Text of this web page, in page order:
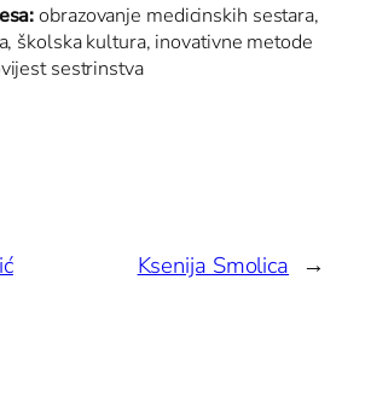
obrazovanje medicinskih sestara,
školska kultura, inovativne metode
sestrinstva
Ksenija Smolica →